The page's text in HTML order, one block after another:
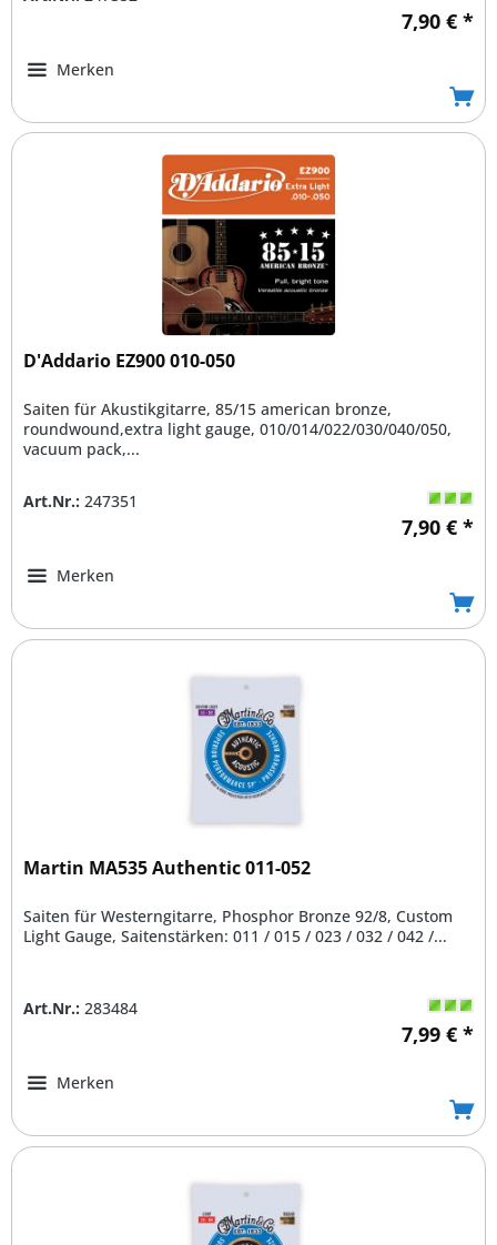
7,90 € *
Merken
D'Addario EZ900 010-050
Saiten für Akustikgitarre, 85/15 american bronze,
roundwound,extra light gauge, 010/014/022/030/040/050,
vacuum pack,...
Art.Nr.: 247351
7,90 € *
Merken
Martin MA535 Authentic 011-052
Saiten für Westerngitarre, Phosphor Bronze 92/8, Custom
Light Gauge, Saitenstärken: 011 / 015 / 023 / 032 / 042 /...
Art.Nr.: 283484
7,99 € *
Merken